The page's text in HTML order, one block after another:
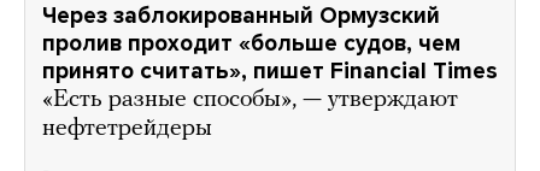
Через заблокированный Ормузский
пролив проходит «больше судов, чем
принято считать», пишет Financial Times
«Есть разные способы», — утверждают
нефтетрейдеры